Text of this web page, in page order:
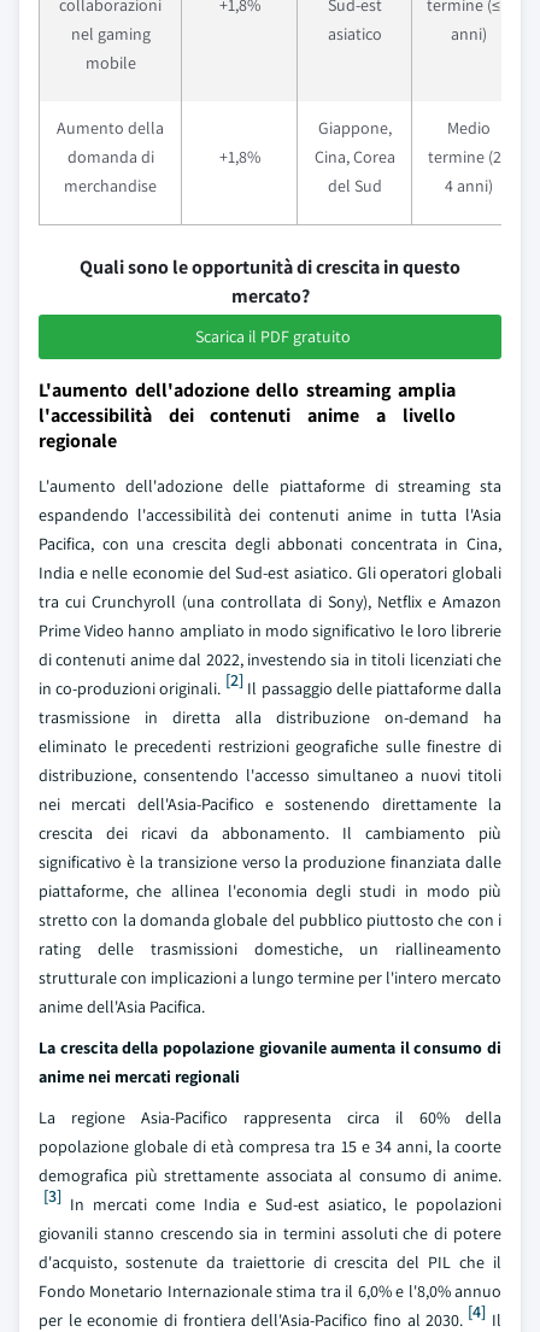
collaborazioni
nel gaming
mobile
+1,8%
Sud-est
asiatico
termine (≤ 2
anni)
Aumento della
domanda di
merchandise
+1,8%
Giappone,
Cina, Corea
del Sud
Medio
termine (2–
4 anni)
Quali sono le opportunità di crescita in questo
mercato?
Scarica il PDF gratuito
L'aumento dell'adozione dello streaming amplia
l'accessibilità dei contenuti anime a livello
regionale
L'aumento dell'adozione delle piattaforme di streaming sta
espandendo l'accessibilità dei contenuti anime in tutta l'Asia
Pacifica, con una crescita degli abbonati concentrata in Cina,
India e nelle economie del Sud-est asiatico. Gli operatori globali
tra cui Crunchyroll (una controllata di Sony), Netflix e Amazon
Prime Video hanno ampliato in modo significativo le loro librerie
di contenuti anime dal 2022, investendo sia in titoli licenziati che
in co-produzioni originali. [2] Il passaggio delle piattaforme dalla
trasmissione in diretta alla distribuzione on-demand ha
eliminato le precedenti restrizioni geografiche sulle finestre di
distribuzione, consentendo l'accesso simultaneo a nuovi titoli
nei mercati dell'Asia-Pacifico e sostenendo direttamente la
crescita dei ricavi da abbonamento. Il cambiamento più
significativo è la transizione verso la produzione finanziata dalle
piattaforme, che allinea l'economia degli studi in modo più
stretto con la domanda globale del pubblico piuttosto che con i
rating delle trasmissioni domestiche, un riallineamento
strutturale con implicazioni a lungo termine per l'intero mercato
anime dell'Asia Pacifica.
La crescita della popolazione giovanile aumenta il consumo di
anime nei mercati regionali
La regione Asia-Pacifico rappresenta circa il 60% della
popolazione globale di età compresa tra 15 e 34 anni, la coorte
demografica più strettamente associata al consumo di anime.
[3] In mercati come India e Sud-est asiatico, le popolazioni
giovanili stanno crescendo sia in termini assoluti che di potere
d'acquisto, sostenute da traiettorie di crescita del PIL che il
Fondo Monetario Internazionale stima tra il 6,0% e l'8,0% annuo
per le economie di frontiera dell'Asia-Pacifico fino al 2030. [4] Il